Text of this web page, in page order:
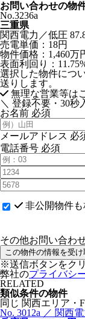
お問い合わせの物
No.3236a
三重県
関西電力／低圧
売電単価： 18円
物件価格： 1,460万
表面利回り：
選択した物件につ
送りします。
無理な営業等は
＼ 登録不要・30秒
お名前 必須
メールアドレス 必
電話番号 必須
非公開物件
その他お問い合わ
※送信ボタンをク
弊社のプライバシ
RELATED
類似条件の物件
同じ 関西エリア・
No. 3012a ／ 関西電